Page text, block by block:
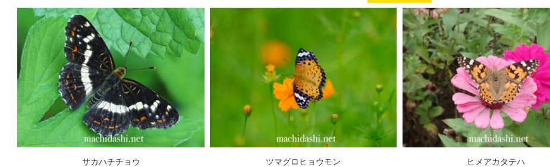
サカハチチョウ ツマグロヒョウモン ヒメアカタテハ